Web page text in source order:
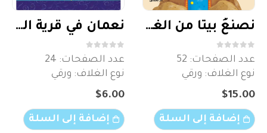
نصنعُ بيتًا من الغبار
عدد الصفحات: 52
نوع الغلاف: ورقي
$15.00
إضافة إلى السلة
نعمان في قرية المرجان
عدد الصفحات: 24
نوع الغلاف: ورقي
$6.00
إضافة إلى السلة